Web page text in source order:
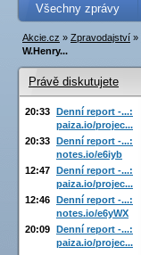
Všechny zprávy
Akcie.cz » Zpravodajství »
W.Henry...
Právě diskutujete
20:33 Denní report -...:
paiza.io/projec...
20:33 Denní report -...:
notes.io/e6iyb
12:47 Denní report -...:
paiza.io/projec...
12:46 Denní report -...:
notes.io/e6yWX
20:09 Denní report -...:
paiza.io/projec...